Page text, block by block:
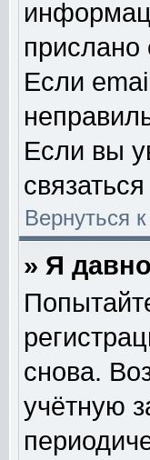
Если
Если вы
Вернуться
» Я
снова.
учётную